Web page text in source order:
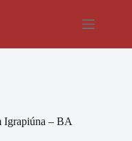
Igrapiúna – BA